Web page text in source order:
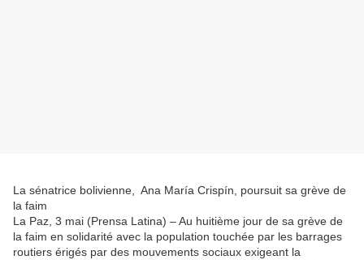
La sénatrice bolivienne, Ana María Crispín, poursuit sa grève de
la faim
La Paz, 3 mai (Prensa Latina) – Au huitième jour de sa grève de
la faim en solidarité avec la population touchée par les barrages
routiers érigés par des mouvements sociaux exigeant la